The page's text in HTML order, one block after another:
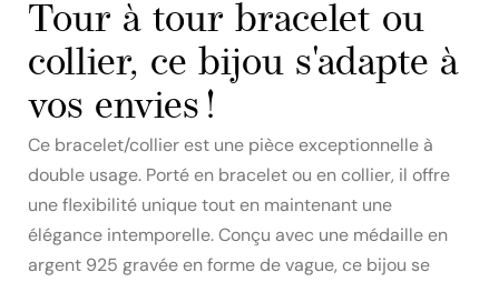
Tour à tour bracelet ou
collier, ce bijou s'adapte à
vos envies !
Ce bracelet/collier est une pièce exceptionnelle à
double usage. Porté en bracelet ou en collier, il offre
une flexibilité unique tout en maintenant une
élégance intemporelle. Conçu avec une médaille en
argent 925 gravée en forme de vague, ce bijou se